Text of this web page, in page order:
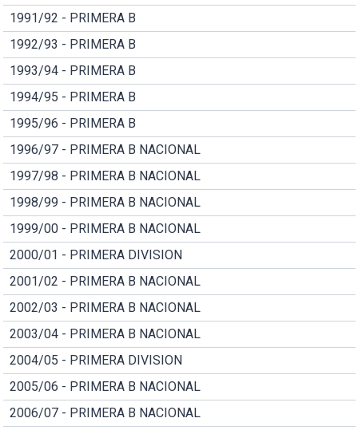
1991/92 - PRIMERA B
1992/93 - PRIMERA B
1993/94 - PRIMERA B
1994/95 - PRIMERA B
1995/96 - PRIMERA B
1996/97 - PRIMERA B NACIONAL
1997/98 - PRIMERA B NACIONAL
1998/99 - PRIMERA B NACIONAL
1999/00 - PRIMERA B NACIONAL
2000/01 - PRIMERA DIVISION
2001/02 - PRIMERA B NACIONAL
2002/03 - PRIMERA B NACIONAL
2003/04 - PRIMERA B NACIONAL
2004/05 - PRIMERA DIVISION
2005/06 - PRIMERA B NACIONAL
2006/07 - PRIMERA B NACIONAL